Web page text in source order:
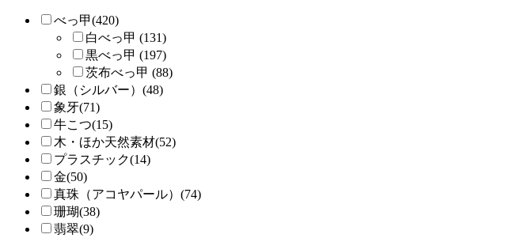
べっ甲(420)
白べっ甲 (131)
黒べっ甲 (197)
茨布べっ甲 (88)
銀（シルバー）(48)
象牙(71)
牛こつ(15)
木・ほか天然素材(52)
プラスチック(14)
金(50)
真珠（アコヤパール）(74)
珊瑚(38)
翡翠(9)